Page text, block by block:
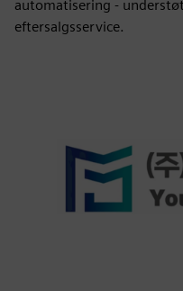
automatisering -
eftersalgsservice.